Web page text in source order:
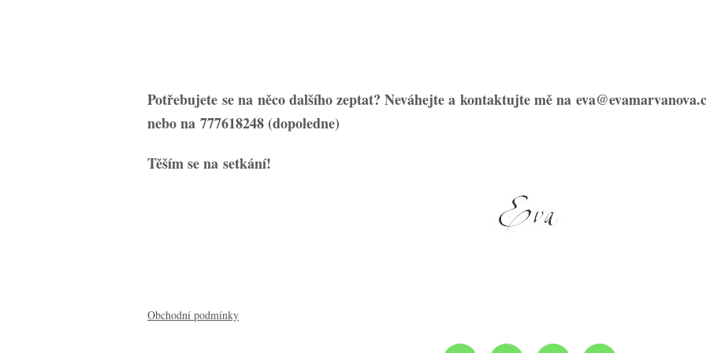
Potřebujete se na něco dalšího zeptat? Neváhejte a kontaktujte mě na
nebo na 777618248 (dopoledne)
Těším se na setkání!
Obchodní podmínky